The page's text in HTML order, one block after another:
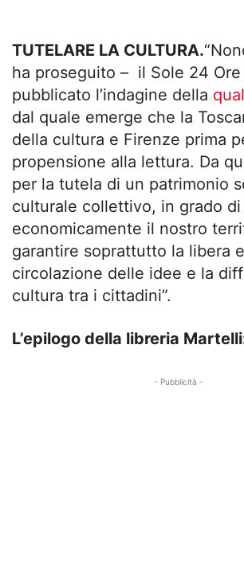
TUTELARE LA CULTURA.
ha proseguito – il Sole 24 Ore
pubblicato l’indagine della
dal quale emerge che la
della cultura e Firenze prima
propensione alla lettura. Da
per la tutela di un patrimonio
culturale collettivo, in grado
economicamente il nostro
garantire soprattutto la libera
circolazione delle idee e la
cultura tra i cittadini”.
L’epilogo della libreria
- Pubblicità -